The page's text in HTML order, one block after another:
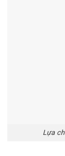
Lựa